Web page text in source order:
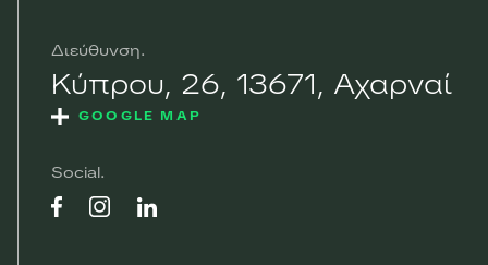
Διεύθυνση
Κύπρου, 26, 13671, Αχαρναί
GOOGLE MAP
Social